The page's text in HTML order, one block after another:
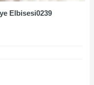
Elbisesi0239